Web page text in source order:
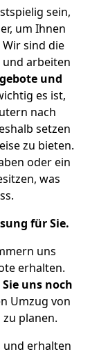
sein,
um Ihnen
sind die
und arbeiten
und
es ist,
nach
setzen
zu bieten.
oder ein
was
für Sie.
uns
erhalten.
uns noch
Umzug von
planen.
und erhalten